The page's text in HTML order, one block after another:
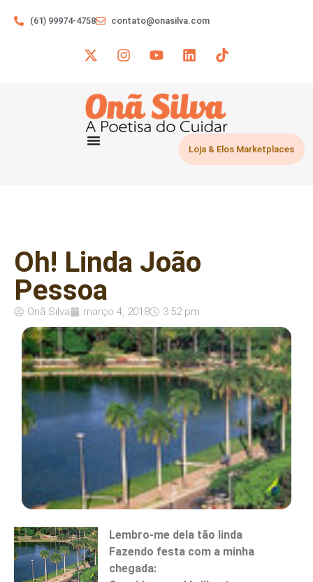
(61) 99974-4758 contato@onasilva.com
Loja & Elos Marketplaces
Oh! Linda João
Pessoa
Onã Silva março 4, 2018 3:52 pm
Lembro-me dela tão linda
Fazendo festa com a minha
chegada: